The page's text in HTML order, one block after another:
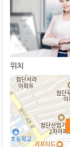
위치